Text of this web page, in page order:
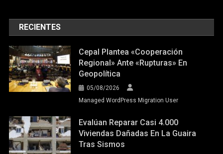
RECIENTES
Cepal Plantea «cooperación
Regional» Ante «rupturas» En
Geopolítica
05/08/2026
Managed WordPress Migration User
Evalúan Reparar Casi 4.000
Viviendas Dañadas En La Guaira
Tras Sismos